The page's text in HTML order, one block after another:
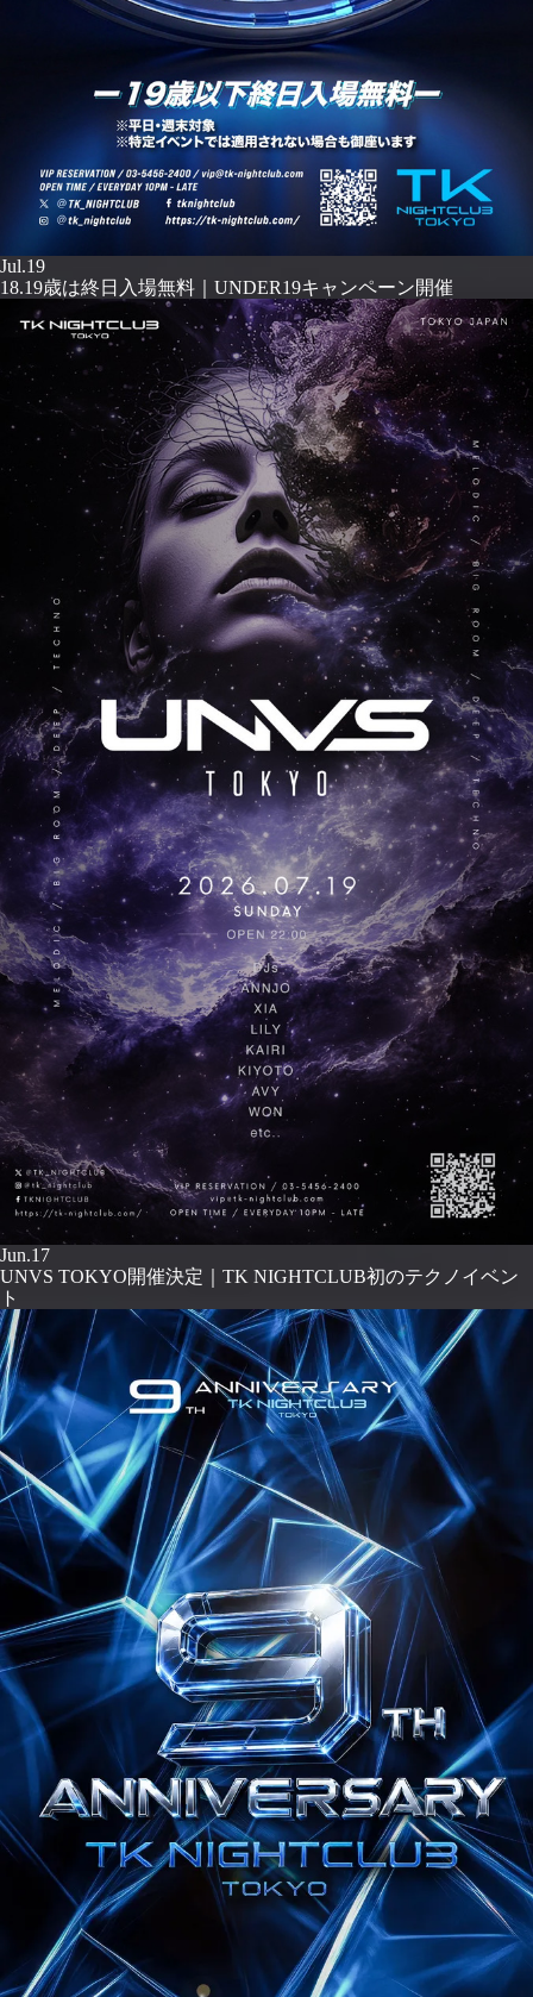
Jul.19
18.19歳は終日入場無料｜UNDER19キャンペーン開催
Jun.17
UNVS TOKYO開催決定｜TK NIGHTCLUB初のテクノイベン
ト